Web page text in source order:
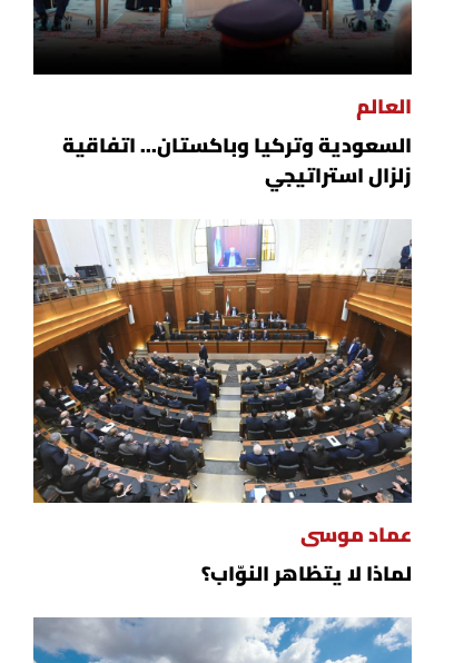
العالم
السعودية وتركيا وباكستان... اتفاقية
زلزال استراتيجي
عماد موسى
لماذا لا يتظاهر النوّاب؟